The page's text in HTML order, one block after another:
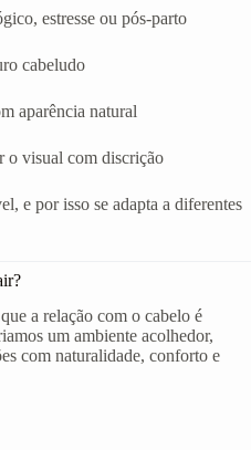
estresse ou pós-parto
cabeludo
aparência natural
o visual com discrição
e por isso se adapta a diferentes
a relação com o cabelo é
um ambiente acolhedor,
com naturalidade, conforto e